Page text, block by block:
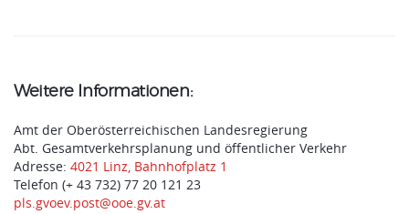
Weitere Informationen:
Amt der Oberösterreichischen Landesregierung
Abt. Gesamtverkehrsplanung und öffentlicher Verkehr
Adresse: 4021 Linz, Bahnhofplatz 1
Telefon (+ 43 732) 77 20 121 23
pls.gvoev.post@ooe.gv.at